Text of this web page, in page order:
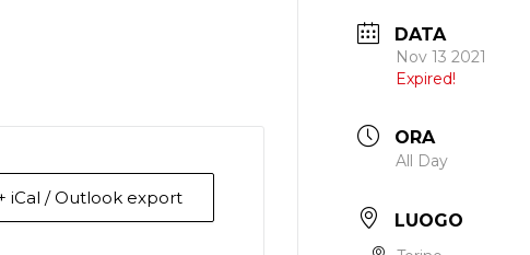
iCal / Outlook export
DATA
Nov 13 2021
Expired!
ORA
All Day
LUOGO